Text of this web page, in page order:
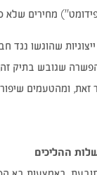
מחירים שלא
שהוגשו
שגובש בתיק
זאת, ומהטעמים
ההליכים